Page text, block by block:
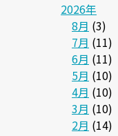
2026年
8月 (3)
7月 (11)
6月 (11)
5月 (10)
4月 (10)
3月 (10)
2月 (14)